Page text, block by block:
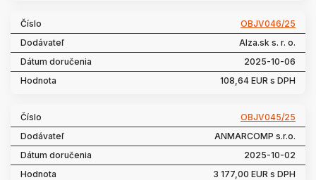
OBJV046/25
Alza.sk s. r. o.
2025-10-06
108,64 EUR s DPH
OBJV045/25
ANMARCOMP s.r.o.
2025-10-02
3 177,00 EUR s DPH